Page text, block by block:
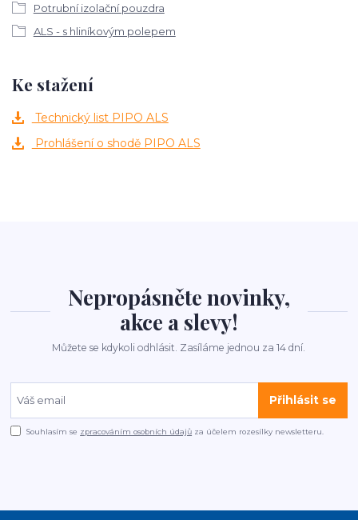
Potrubní izolační pouzdra
ALS - s hliníkovým polepem
Ke stažení
Technický list PIPO ALS
Prohlášení o shodě PIPO ALS
Nepropásněte novinky,
akce a slevy!
Můžete se kdykoli odhlásit. Zasíláme jednou za 14 dní.
Přihlásit se
Souhlasím se zpracováním osobních údajů za účelem rozesílky newsletteru.